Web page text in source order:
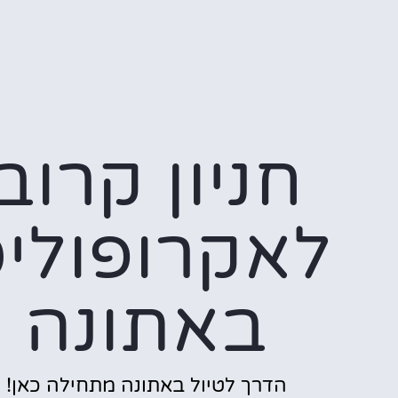
חניון
באתונה
הדרך לטיול באתונה מתחילה כאן!